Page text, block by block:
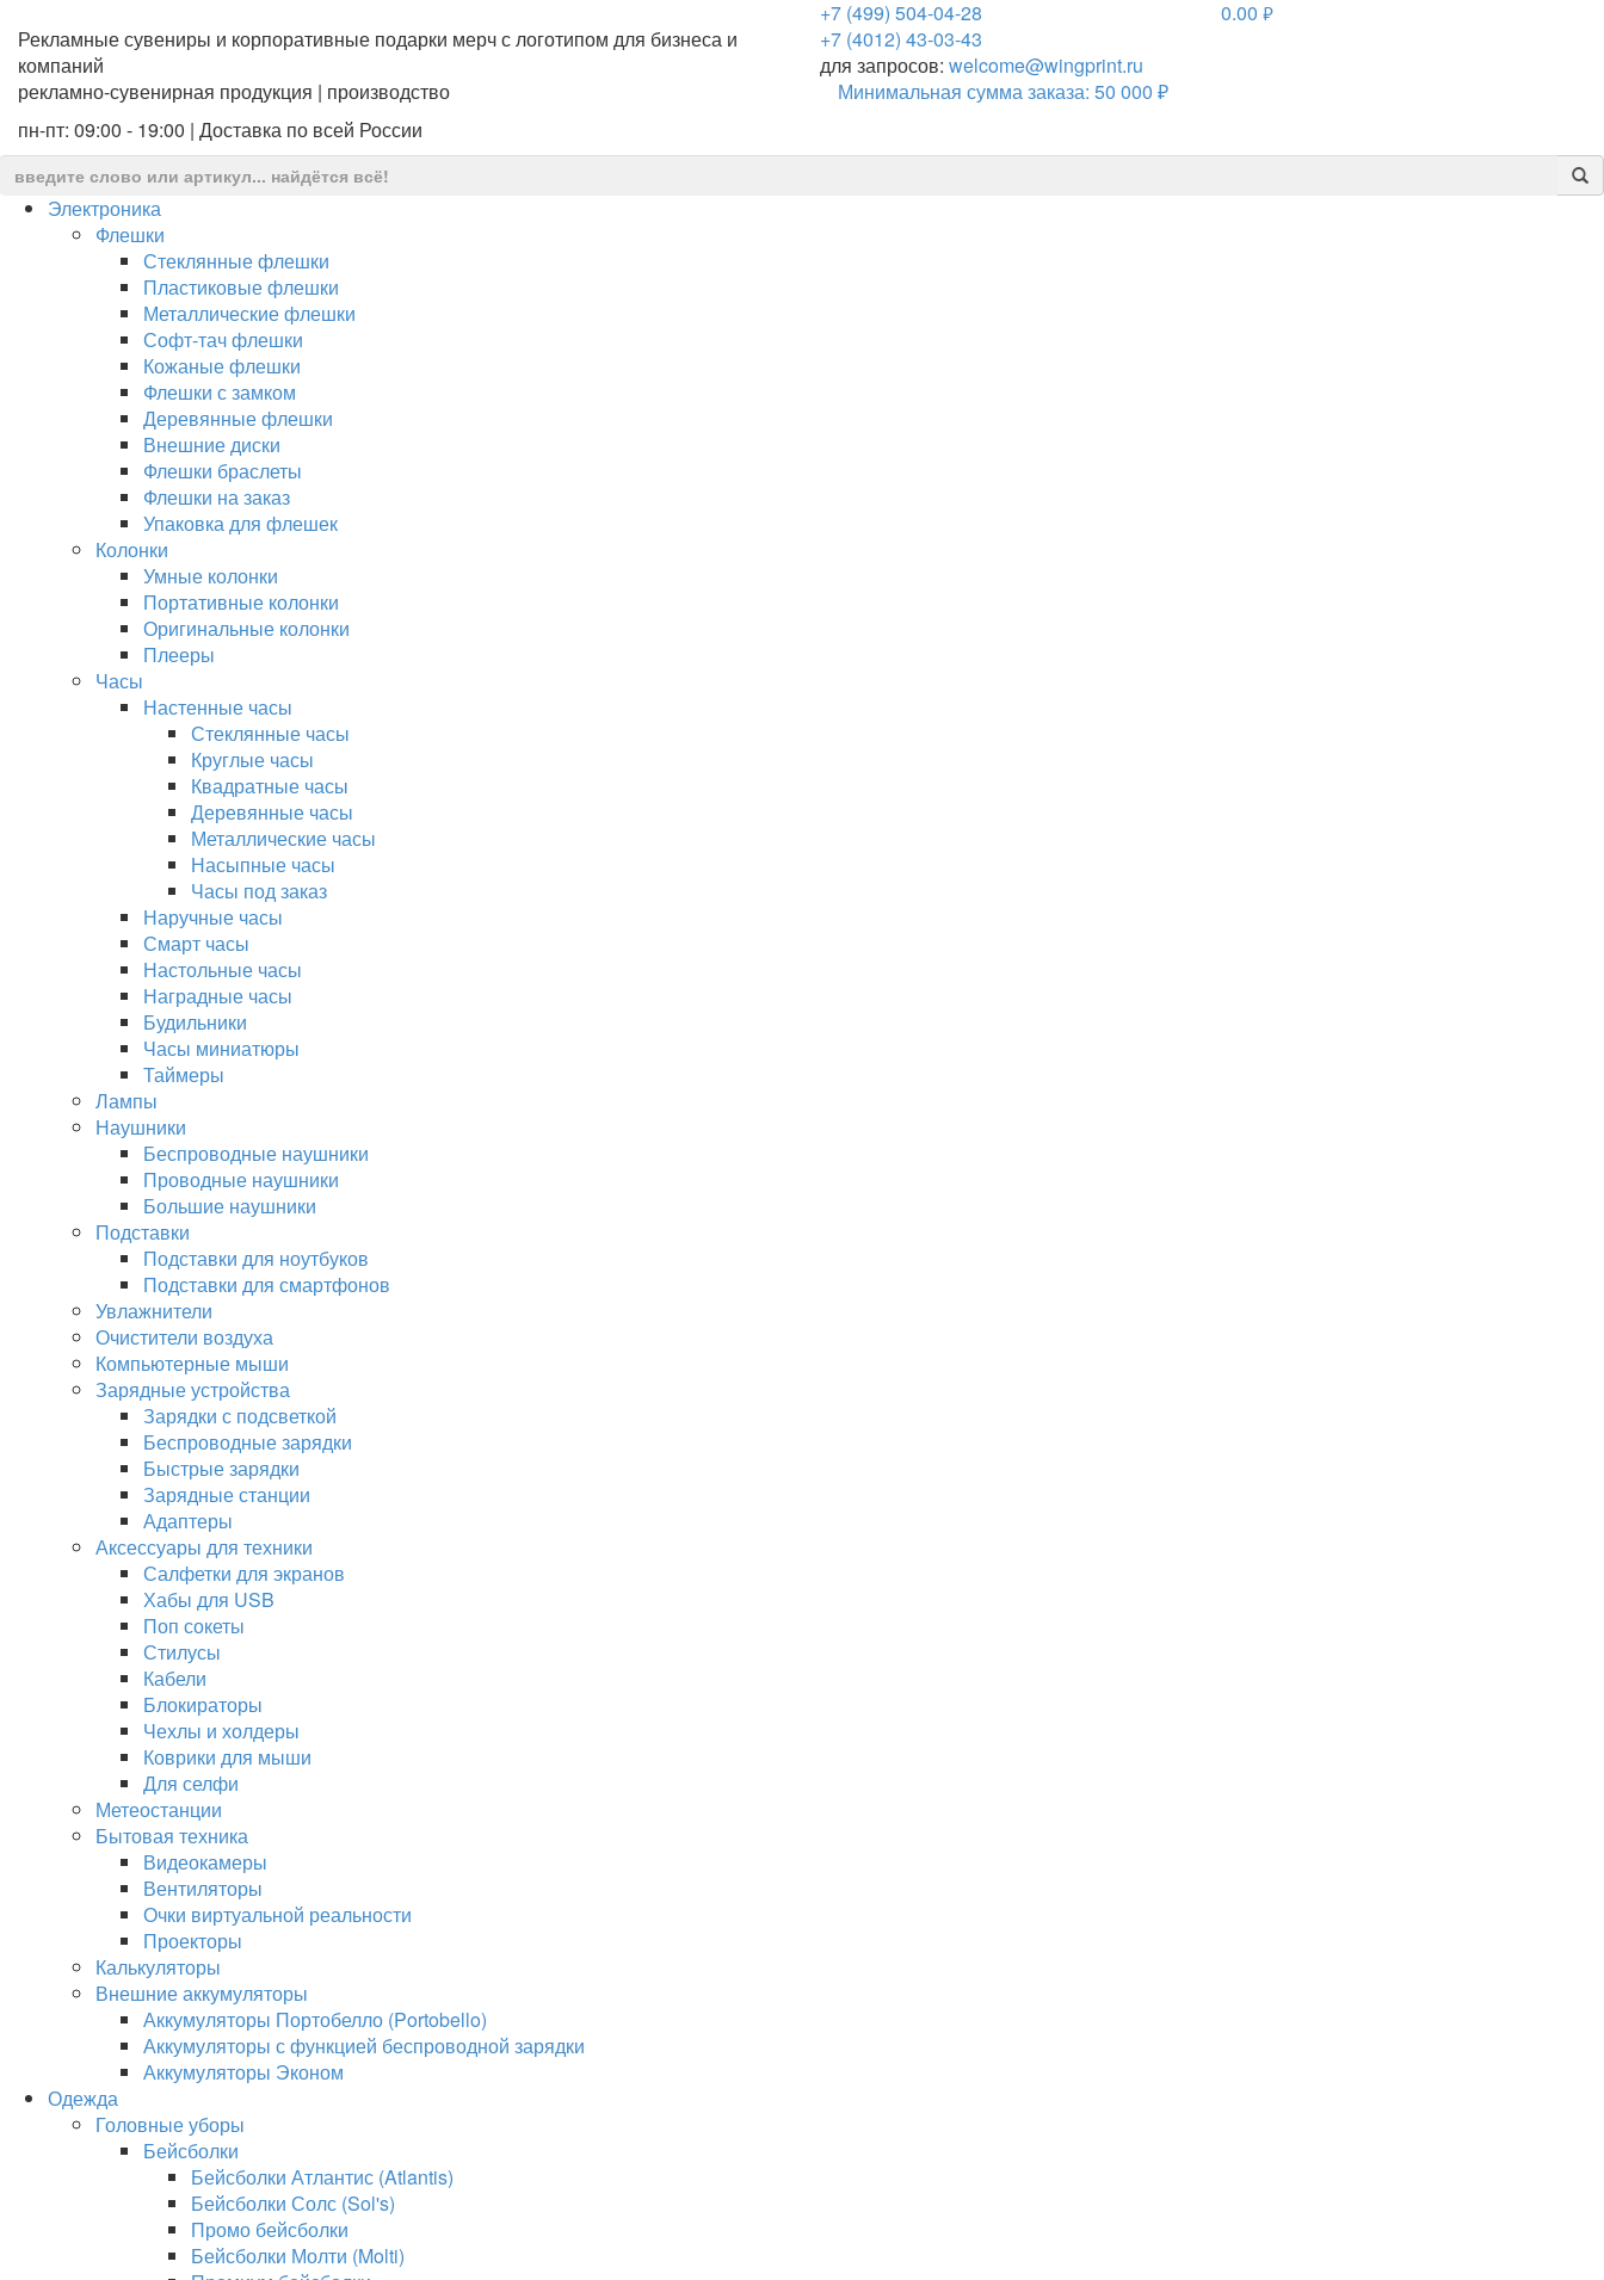
Рекламные сувениры и корпоративные подарки мерч с логотипом для бизнеса и
компаний
рекламно-сувенирная продукция | производство
пн-пт: 09:00 - 19:00 | Доставка по всей России
+7 (499) 504-04-28
+7 (4012) 43-03-43
для запросов: welcome@wingprint.ru
Минимальная сумма заказа: 50 000 ₽
0.00 руб.
Электроника
Флешки
Стеклянные флешки
Пластиковые флешки
Металлические флешки
Софт-тач флешки
Кожаные флешки
Флешки с замком
Деревянные флешки
Внешние диски
Флешки браслеты
Флешки на заказ
Упаковка для флешек
Колонки
Умные колонки
Портативные колонки
Оригинальные колонки
Плееры
Часы
Настенные часы
Стеклянные часы
Круглые часы
Квадратные часы
Деревянные часы
Металлические часы
Насыпные часы
Часы под заказ
Наручные часы
Смарт часы
Настольные часы
Наградные часы
Будильники
Часы миниатюры
Таймеры
Лампы
Наушники
Беспроводные наушники
Проводные наушники
Большие наушники
Подставки
Подставки для ноутбуков
Подставки для смартфонов
Увлажнители
Очистители воздуха
Компьютерные мыши
Зарядные устройства
Зарядки с подсветкой
Беспроводные зарядки
Быстрые зарядки
Зарядные станции
Адаптеры
Аксессуары для техники
Салфетки для экранов
Хабы для USB
Поп сокеты
Стилусы
Кабели
Блокираторы
Чехлы и холдеры
Коврики для мыши
Для селфи
Метеостанции
Бытовая техника
Видеокамеры
Вентиляторы
Очки виртуальной реальности
Проекторы
Калькуляторы
Внешние аккумуляторы
Аккумуляторы Портобелло (Portobello)
Аккумуляторы с функцией беспроводной зарядки
Аккумуляторы Эконом
Одежда
Головные уборы
Бейсболки
Бейсболки Атлантис (Atlantis)
Бейсболки Солс (Sol's)
Промо бейсболки
Бейсболки Молти (Molti)